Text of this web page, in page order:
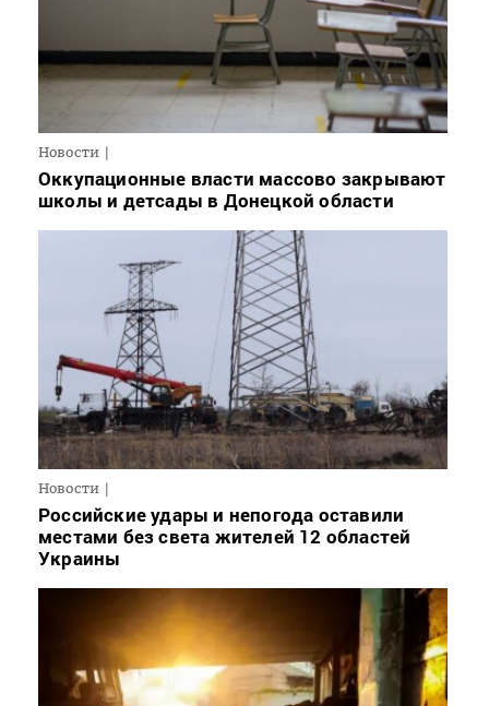
Новости
Оккупационные власти массово закрывают
школы и детсады в Донецкой области
Новости
Российские удары и непогода оставили
местами без света жителей 12 областей
Украины